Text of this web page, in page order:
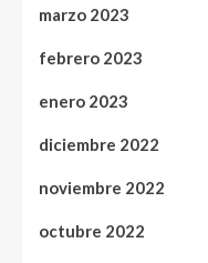
marzo 2023
febrero 2023
enero 2023
diciembre 2022
noviembre 2022
octubre 2022